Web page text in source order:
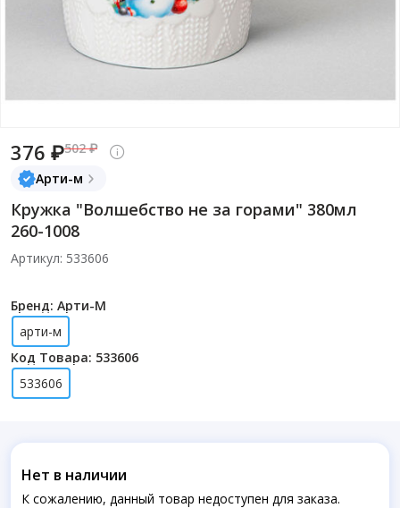
376 ₽502 ₽
Арти-м
Кружка "Волшебство не за горами" 380мл
260-1008
Артикул: 533606
Бренд: Арти-М
арти-м
Код Товара: 533606
533606
Нет в наличии
К сожалению, данный товар недоступен для заказа.